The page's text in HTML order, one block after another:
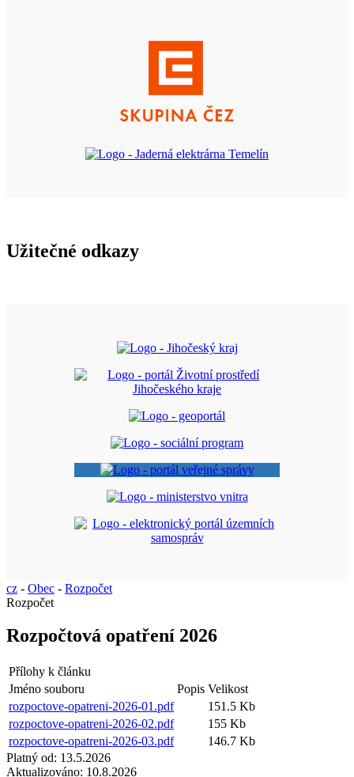
Užitečné odkazy
cz - Obec - Rozpočet
Rozpočet
Rozpočtová opatření 2026
Přílohy k článku
Jméno souboru
Popis Velikost
rozpoctove-opatreni-2026-01.pdf
151.5 Kb
rozpoctove-opatreni-2026-02.pdf
155 Kb
rozpoctove-opatreni-2026-03.pdf
146.7 Kb
Platný od: 13.5.2026
Aktualizováno: 10.8.2026